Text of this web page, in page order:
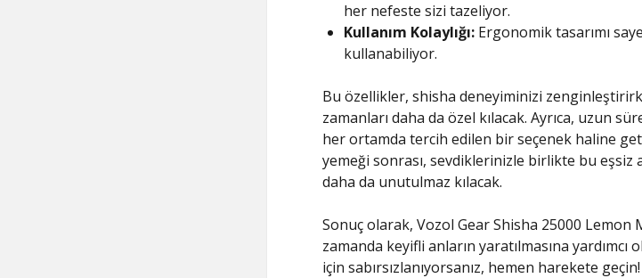
her nefeste sizi tazeliyor.
Kullanım Kolaylığı:Ergonomik tasarımı
kullanabiliyor.
Bu özellikler, shisha deneyiminizi
zamanları daha da özel kılacak. Ayrıca, uzun
her ortamda tercih edilen bir seçenek haline
yemeği sonrası, sevdiklerinizle birlikte bu eşsiz
daha da unutulmaz kılacak.
Sonuç olarak, Vozol Gear Shisha 25000 Lemon
zamanda keyifli anların yaratılmasına
için sabırsızlanıyorsanız, hemen harekete geçin!